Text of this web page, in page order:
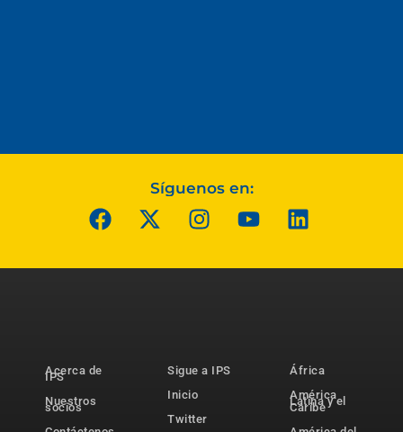
Síguenos en:
Acerca de
IPS
Nuestros
socios
Sigue a IPS
Inicio
Twitter
África
América
Latina y el
Caribe